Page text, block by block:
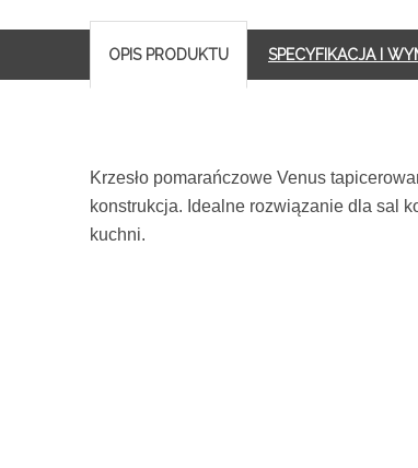
OPIS PRODUKTU SPECYFIKACJA I
Krzesło pomarańczowe Venus
konstrukcja. Idealne rozwiązanie dla sal
kuchni.